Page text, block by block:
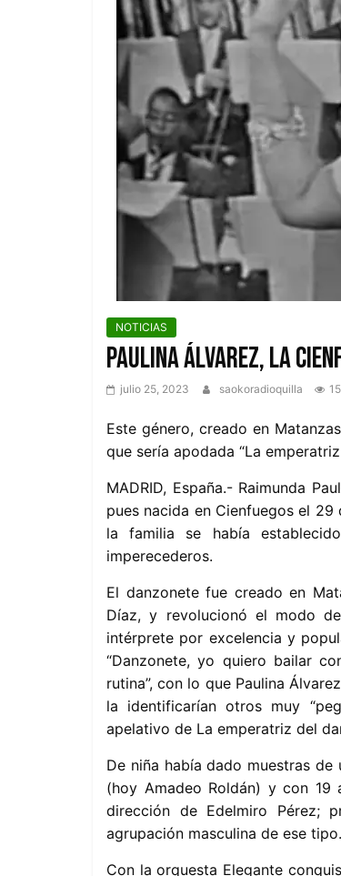
otro
Nivel
NOTICIAS
Paulina Álvarez, la
julio 25, 2023 saokoradioquilla
Este género, creado en
que sería apodada “La
MADRID, España.- Raimunda
pues nacida en Cienfuegos el
la familia se había
imperecederos.
El danzonete fue creado en
Díaz, y revolucionó el modo
intérprete por excelencia y
“Danzonete, yo quiero bailar
rutina”, con lo que Paulina
la identificarían otros muy
apelativo de La emperatriz del
De niña había dado muestras
(hoy Amadeo Roldán) y con
dirección de Edelmiro Pérez;
agrupación masculina de ese tipo.
Con la orquesta Elegante